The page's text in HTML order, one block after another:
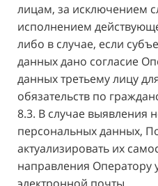
лицам, за исключением
исполнением
либо в случае, если
данных дано согласие
данных третьему лицу
обязательств по
8.3. В случае выявления
персональных данных,
актуализировать их
направления Оператору